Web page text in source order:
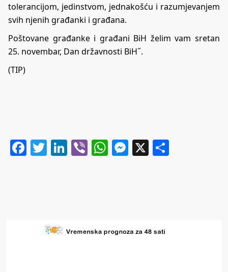
tolerancijom, jedinstvom, jednakošću i razumjevanjem
svih njenih građanki i građana.
Poštovane građanke i građani BiH želim vam sretan
25. novembar, Dan državnosti BiH˝.
(TIP)
Facebook
Twitter
LinkedIn
ViberWhatsApp
Messenger
X